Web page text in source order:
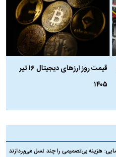
قیمت روز ارز‌های دیجیتال ۱۶ تیر
۱۴۰۵
هزینه بی‌تصمیمی را چند نسل می‌پردازند